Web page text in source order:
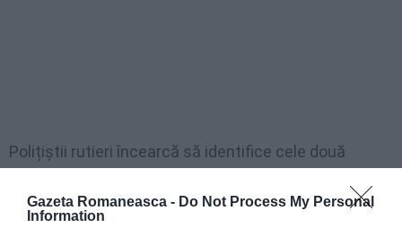
Gazeta Romaneasca - Do Not Process My Personal
Information
Polițiștii rutieri încearcă să identifice cele două
operațiunile se anunță complicate. Proprietarul